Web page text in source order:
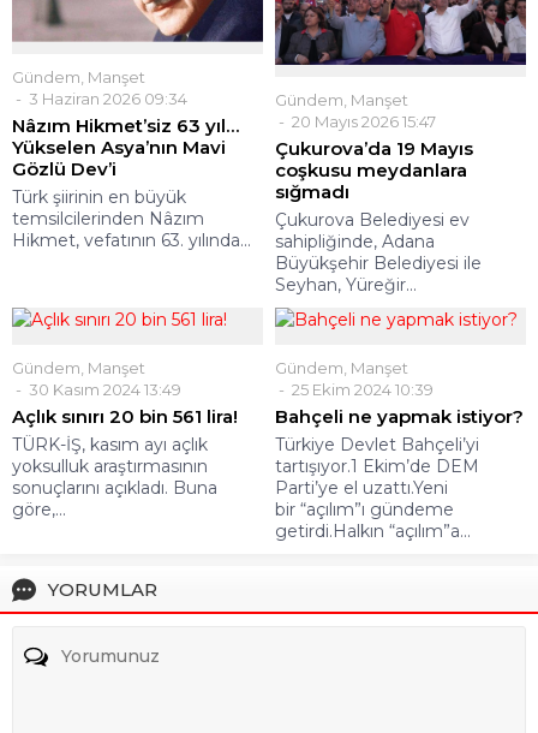
Gündem Manşet
3 Haziran 2026 09:34
Nâzım Hikmet’siz 63 yıl…
Yükselen Asya’nın Mavi
Gözlü Dev’i
Türk şiirinin en büyük
temsilcilerinden Nâzım
Hikmet, vefatının 63. yılında...
Gündem Manşet
20 Mayıs 2026 15:47
Çukurova’da 19 Mayıs
coşkusu meydanlara
sığmadı
Çukurova Belediyesi ev
sahipliğinde, Adana
Büyükşehir Belediyesi ile
Seyhan, Yüreğir...
Gündem Manşet
30 Kasım 2024 13:49
Açlık sınırı 20 bin 561 lira!
TÜRK-İŞ, kasım ayı açlık
yoksulluk araştırmasının
sonuçlarını açıkladı. Buna
göre,...
Gündem Manşet
25 Ekim 2024 10:39
Bahçeli ne yapmak istiyor?
Türkiye Devlet Bahçeli’yi
tartışıyor.1 Ekim’de DEM
Parti’ye el uzattı.Yeni
bir “açılım”ı gündeme
getirdi.Halkın “açılım”a...
YORUMLAR